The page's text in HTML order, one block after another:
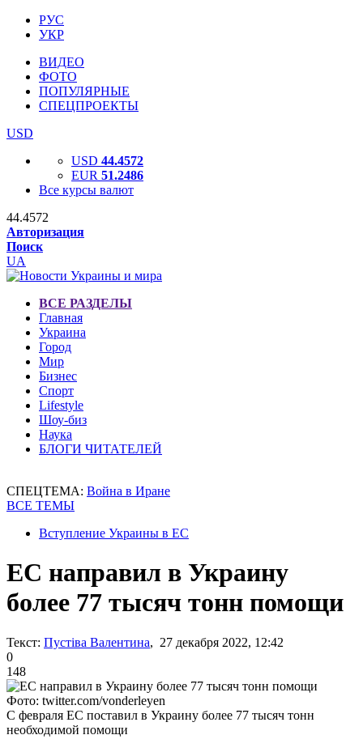
РУС
УКР
ВИДЕО
ФОТО
ПОПУЛЯРНЫЕ
СПЕЦПРОЕКТЫ
USD
USD 44.4572
EUR 51.2486
Все курсы валют
44.4572
Авторизация
Поиск
UA
ВСЕ РАЗДЕЛЫ
Главная
Украина
Город
Мир
Бизнес
Спорт
Lifestyle
Шоу-биз
Наука
БЛОГИ ЧИТАТЕЛЕЙ
СПЕЦТЕМА: Война в Иране
ВСЕ ТЕМЫ
Вступление Украины в ЕС
ЕС направил в Украину
более 77 тысяч тонн помощи
Текст: Пустіва Валентина, 27 декабря 2022, 12:42
0
148
Фото: twitter.com/vonderleyen
С февраля ЕС поставил в Украину более 77 тысяч тонн
необходимой помощи